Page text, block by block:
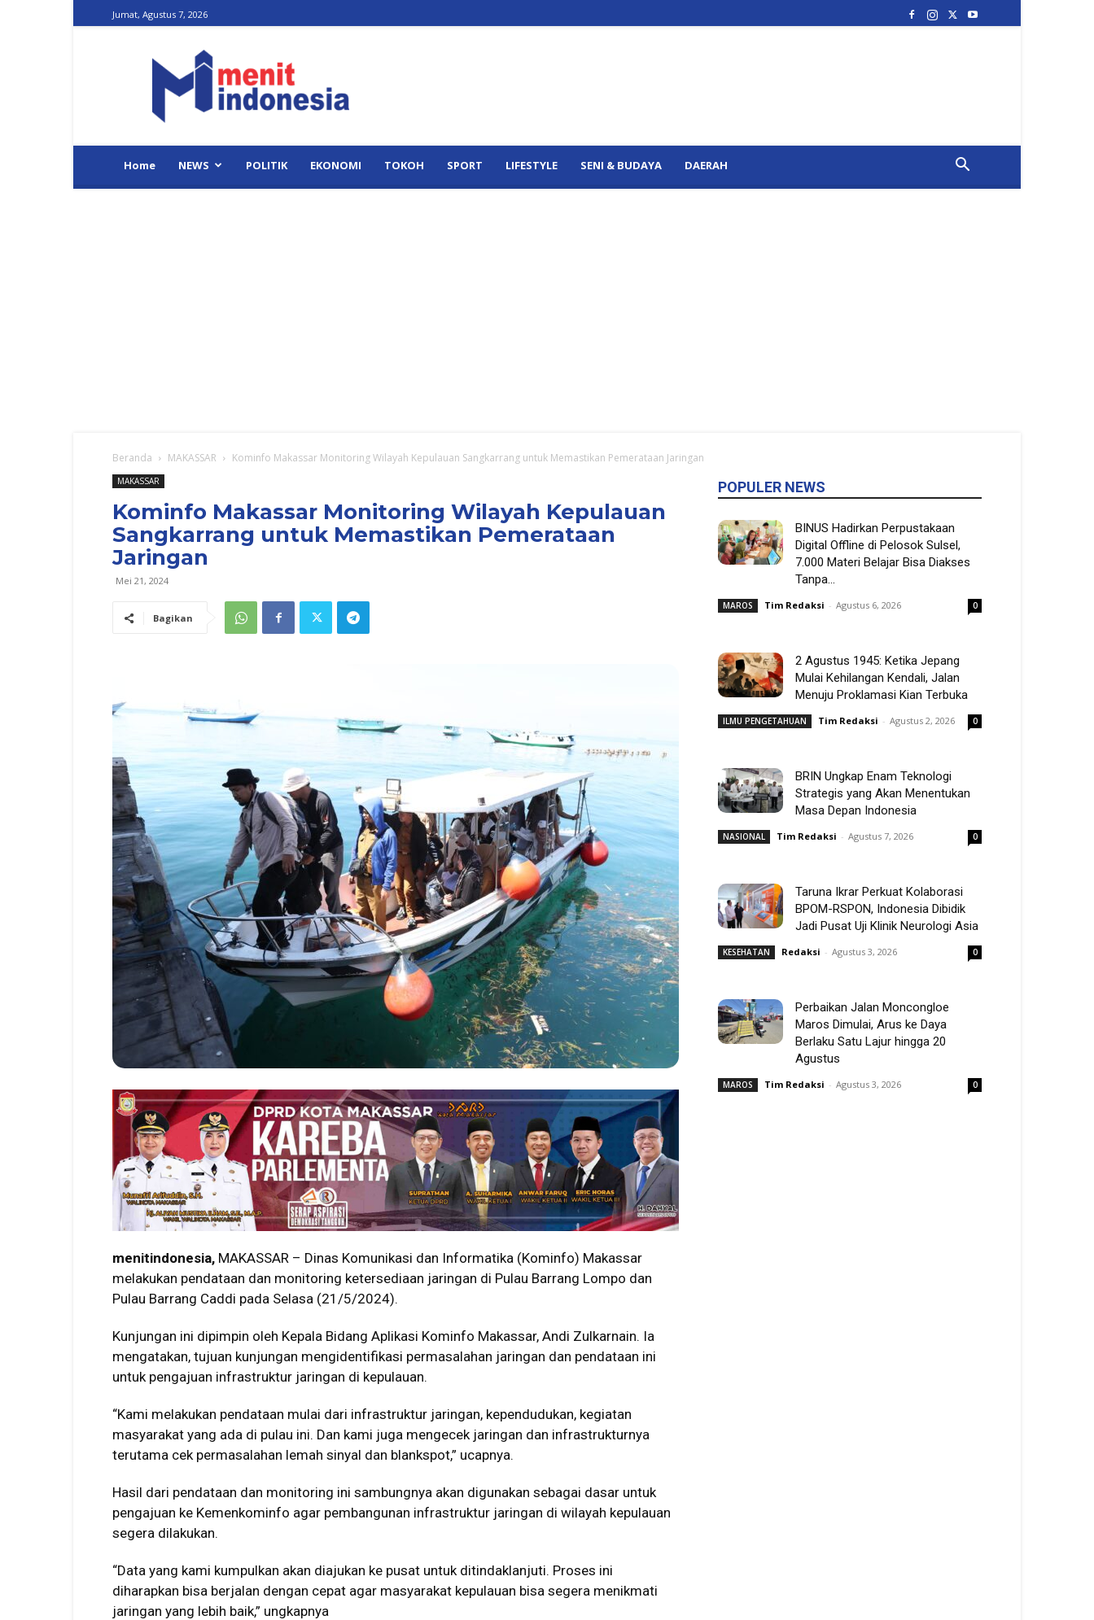
Jumat, Agustus 7, 2026
Indonesia
Home NEWS POLITIK EKONOMI TOKOH SPORT LIFESTYLE SENI & BUDAYA DAERAH
Beranda MAKASSAR Kominfo Makassar Monitoring Wilayah Kepulauan Sangkarrang untuk Memastikan Pemerataan Jaringan
MAKASSAR
Kominfo Makassar Monitoring Wilayah Kepulauan
Sangkarrang untuk Memastikan Pemerataan
Jaringan
Mei 21, 2024
Bagikan
menitindonesia, MAKASSAR – Dinas Komunikasi dan Informatika (Kominfo) Makassar
melakukan pendataan dan monitoring ketersediaan jaringan di Pulau Barrang Lompo dan
Pulau Barrang Caddi pada Selasa (21/5/2024).
Kunjungan ini dipimpin oleh Kepala Bidang Aplikasi Kominfo Makassar, Andi Zulkarnain. Ia
mengatakan, tujuan kunjungan mengidentifikasi permasalahan jaringan dan pendataan ini
untuk pengajuan infrastruktur jaringan di kepulauan.
“Kami melakukan pendataan mulai dari infrastruktur jaringan, kependudukan, kegiatan
masyarakat yang ada di pulau ini. Dan kami juga mengecek jaringan dan infrastrukturnya
terutama cek permasalahan lemah sinyal dan blankspot,” ucapnya.
Hasil dari pendataan dan monitoring ini sambungnya akan digunakan sebagai dasar untuk
pengajuan ke Kemenkominfo agar pembangunan infrastruktur jaringan di wilayah kepulauan
segera dilakukan.
“Data yang kami kumpulkan akan diajukan ke pusat untuk ditindaklanjuti. Proses ini
diharapkan bisa berjalan dengan cepat agar masyarakat kepulauan bisa segera menikmati
jaringan yang lebih baik,” ungkapnya
POPULER NEWS
BINUS Hadirkan Perpustakaan
Digital Offline di Pelosok Sulsel,
7.000 Materi Belajar Bisa Diakses
Tanpa...
MAROS Tim Redaksi - Agustus 6, 2026 0
2 Agustus 1945: Ketika Jepang
Mulai Kehilangan Kendali, Jalan
Menuju Proklamasi Kian Terbuka
ILMU PENGETAHUAN Tim Redaksi - Agustus 2, 2026 0
BRIN Ungkap Enam Teknologi
Strategis yang Akan Menentukan
Masa Depan Indonesia
NASIONAL Tim Redaksi - Agustus 7, 2026 0
Taruna Ikrar Perkuat Kolaborasi
BPOM-RSPON, Indonesia Dibidik
Jadi Pusat Uji Klinik Neurologi Asia
KESEHATAN Redaksi - Agustus 3, 2026 0
Perbaikan Jalan Moncongloe
Maros Dimulai, Arus ke Daya
Berlaku Satu Lajur hingga 20
Agustus
MAROS Tim Redaksi - Agustus 3, 2026 0